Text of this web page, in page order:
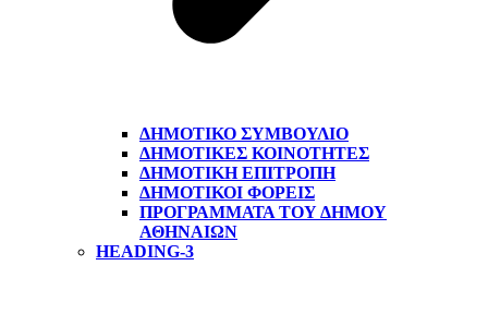
ΔΗΜΟΤΙΚΌ ΣΥΜΒΟΎΛΙΟ
ΔΗΜΟΤΙΚΈΣ ΚΟΙΝΌΤΗΤΕΣ
ΔΗΜΟΤΙΚΉ ΕΠΙΤΡΟΠΉ
ΔΗΜΟΤΙΚΟΊ ΦΟΡΕΊΣ
ΠΡΟΓΡΆΜΜΑΤΑ ΤΟΥ ΔΉΜΟΥ
ΑΘΗΝΑΊΩΝ
HEADING-3